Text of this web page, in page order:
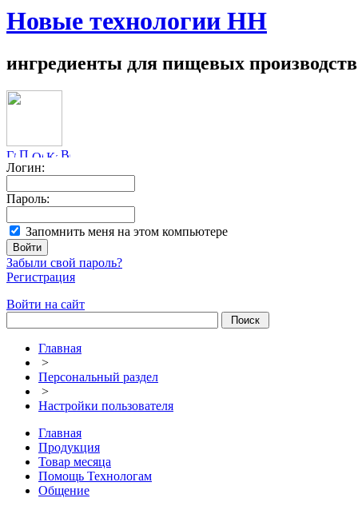
Новые технологии НН
ингредиенты для пищевых производств
Логин:
Пароль:
Запомнить меня на этом компьютере
Забыли свой пароль?
Регистрация
Войти на сайт
Главная
>
Персональный раздел
>
Настройки пользователя
Главная
Продукция
Товар месяца
Помощь Технологам
Общение